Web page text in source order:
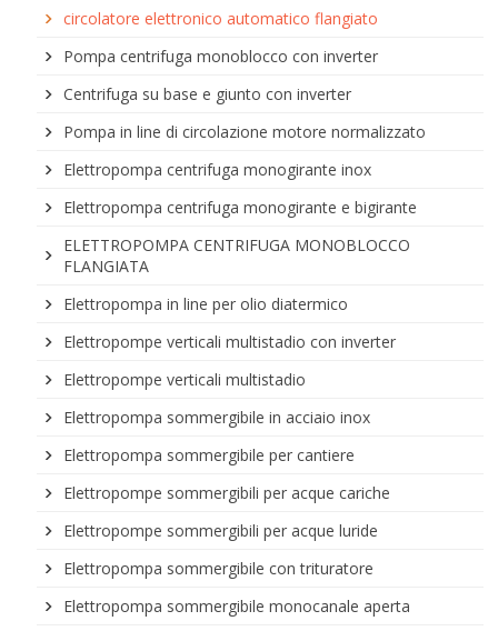
circolatore elettronico automatico flangiato
Pompa centrifuga monoblocco con inverter
Centrifuga su base e giunto con inverter
Pompa in line di circolazione motore normalizzato
Elettropompa centrifuga monogirante inox
Elettropompa centrifuga monogirante e bigirante
ELETTROPOMPA CENTRIFUGA MONOBLOCCO
FLANGIATA
Elettropompa in line per olio diatermico
Elettropompe verticali multistadio con inverter
Elettropompe verticali multistadio
Elettropompa sommergibile in acciaio inox
Elettropompa sommergibile per cantiere
Elettropompe sommergibili per acque cariche
Elettropompe sommergibili per acque luride
Elettropompa sommergibile con trituratore
Elettropompa sommergibile monocanale aperta